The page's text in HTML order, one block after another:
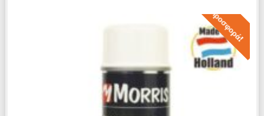
Προσφορά!